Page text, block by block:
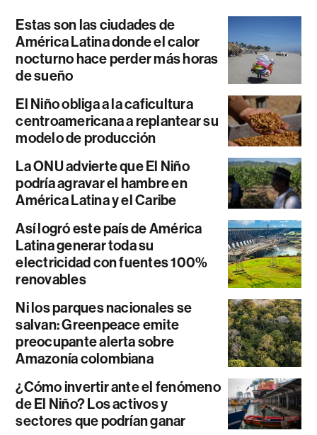
Estas son las ciudades de
América Latina donde el calor
nocturno hace perder más horas
de sueño
El Niño obliga a la caficultura
centroamericana a replantear su
modelo de producción
La ONU advierte que El Niño
podría agravar el hambre en
América Latina y el Caribe
Así logró este país de América
Latina generar toda su
electricidad con fuentes 100%
renovables
Ni los parques nacionales se
salvan: Greenpeace emite
preocupante alerta sobre
Amazonía colombiana
¿Cómo invertir ante el fenómeno
de El Niño? Los activos y
sectores que podrían ganar